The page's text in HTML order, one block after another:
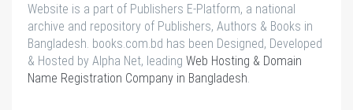
Website is a part of Publishers E-Platform, a national
archive and repository of Publishers, Authors & Books in
Bangladesh. books.com.bd has been Designed, Developed
& Hosted by Alpha Net, leading Web Hosting & Domain
Name Registration Company in Bangladesh